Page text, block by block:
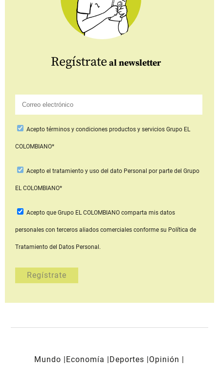
Regístrate al newsletter
Aceptotérminos y condiciones productos y serviciosGrupo EL
COLOMBIANO*
Acepto el tratamiento y uso del dato Personal por parte del Grupo
EL COLOMBIANO*
Acepto que Grupo EL COLOMBIANOcomparta mis datos
personales con terceros aliados comerciales conforme su Política de
Tratamiento del Datos Personal.
Mundo Economía Deportes
Opinión